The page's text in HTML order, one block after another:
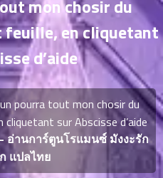
mon chosir du
en cliquetant
d’aide
pourra tout mon chosir du
sur Abscisse d’aide
อ่านการ์ตูนโรแมนซ์ มังงะรัก
แปลไทย